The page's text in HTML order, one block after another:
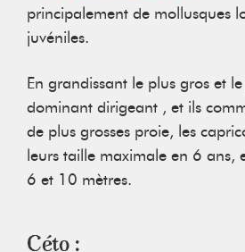
principalement de mollusques
juvéniles.
E n grandissant le plus gros et
dominant dirigeant , et ils
de plus grosses proie, les
leurs taille maximale en 6 ans,
6 et 10 mètres.
Céto :